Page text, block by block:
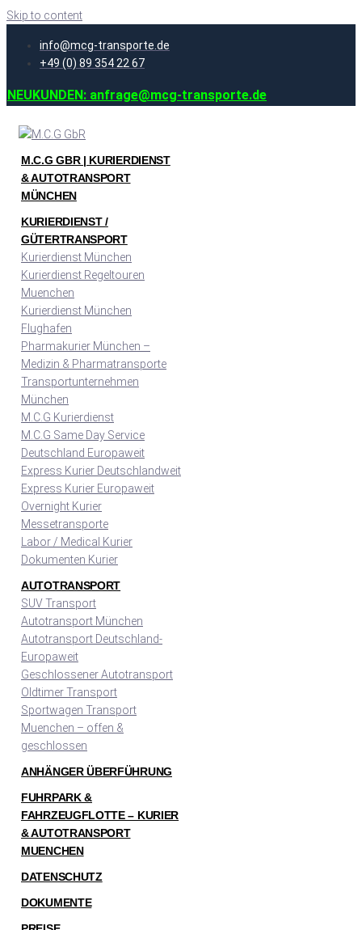
Skip to content
info@mcg-transporte.de
+49 (0) 89 354 22 67
NEUKUNDEN: anfrage@mcg-transporte.de
M.C.G GBR | KURIERDIENST
& AUTOTRANSPORT
MÜNCHEN
KURIERDIENST /
GÜTERTRANSPORT
Kurierdienst München
Kurierdienst Regeltouren
Muenchen
Kurierdienst München
Flughafen
Pharmakurier München –
Medizin & Pharmatransporte
Transportunternehmen
München
M.C.G Kurierdienst
M.C.G Same Day Service
Deutschland Europaweit
Express Kurier Deutschlandweit
Express Kurier Europaweit
Overnight Kurier
Messetransporte
Labor / Medical Kurier
Dokumenten Kurier
AUTOTRANSPORT
SUV Transport
Autotransport München
Autotransport Deutschland-
Europaweit
Geschlossener Autotransport
Oldtimer Transport
Sportwagen Transport
Muenchen – offen &
geschlossen
ANHÄNGER ÜBERFÜHRUNG
FUHRPARK &
FAHRZEUGFLOTTE – KURIER
& AUTOTRANSPORT
MUENCHEN
DATENSCHUTZ
DOKUMENTE